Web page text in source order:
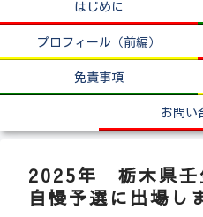
はじめに
プロフィール（前編）
免責事項
お問い
2025年 栃木県壬
自慢予選に出場し